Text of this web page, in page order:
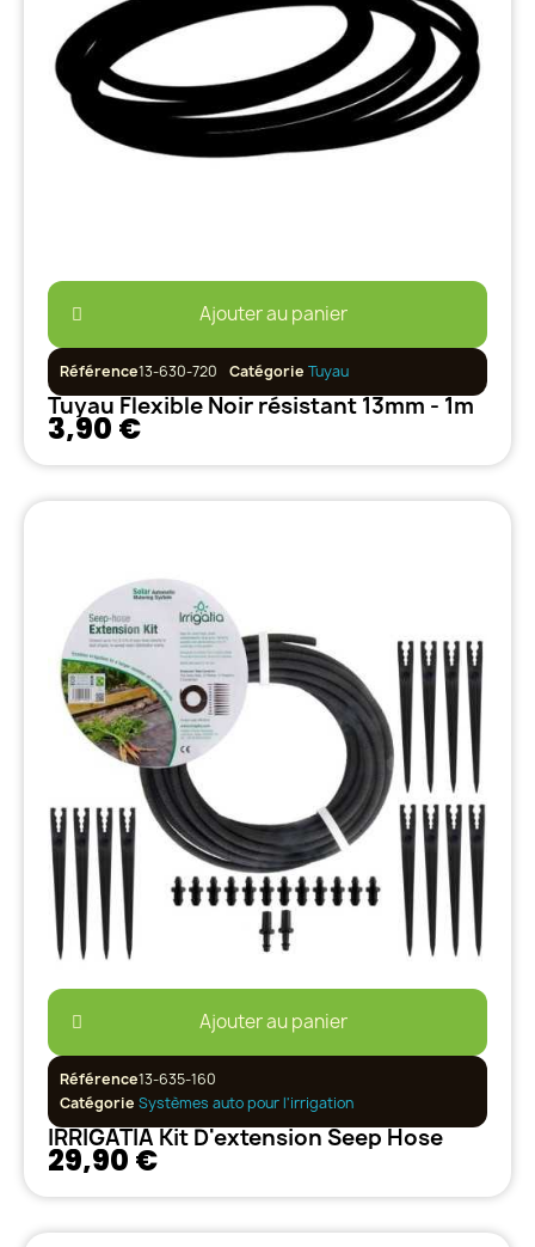
Ajouter au panier
Référence13-630-720 Catégorie Tuyau
Tuyau Flexible Noir résistant 13mm - 1m
3,90 €
Ajouter au panier
Référence13-635-160
Catégorie Systèmes auto pour l'irrigation
IRRIGATIA Kit D'extension Seep Hose
29,90 €